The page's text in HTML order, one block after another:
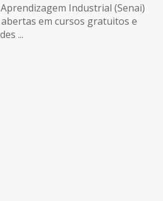
Industrial (Senai)
em cursos gratuitos e
...